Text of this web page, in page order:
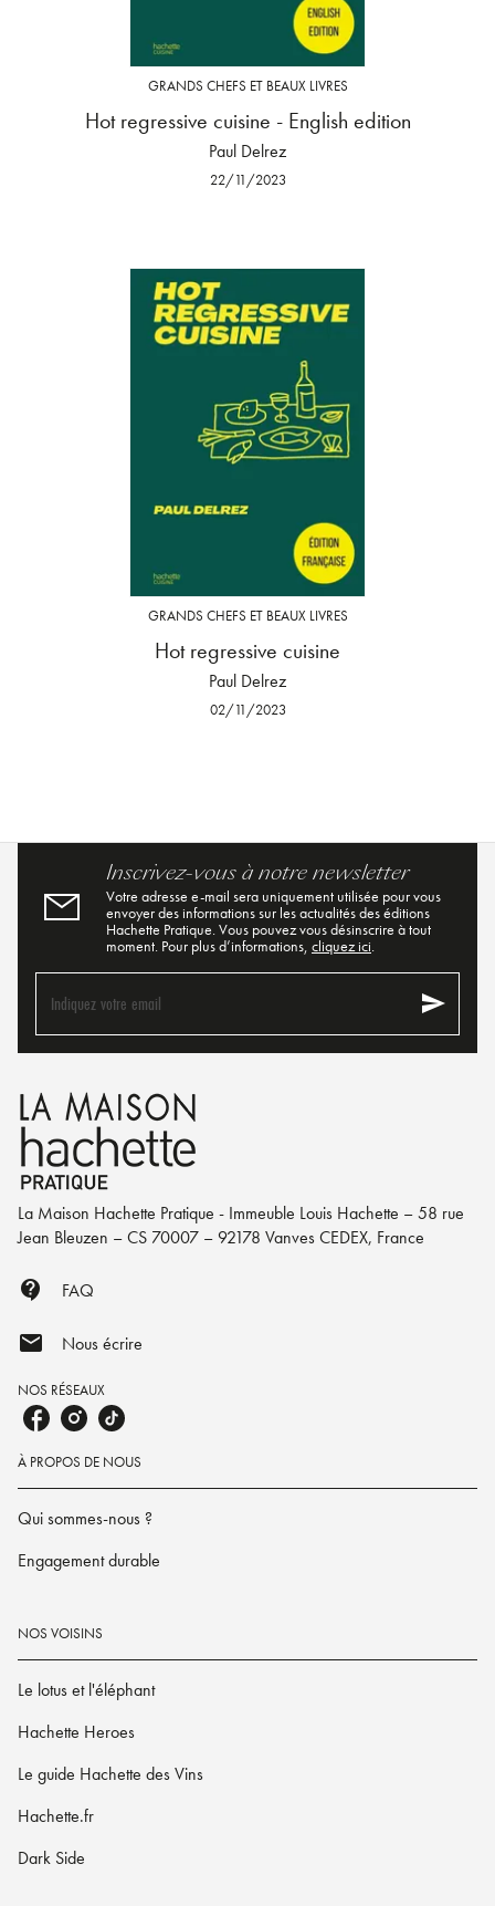
GRANDS CHEFS ET BEAUX LIVRES
Hot regressive cuisine - English edition
Paul Delrez
22/11/2023
GRANDS CHEFS ET BEAUX LIVRES
Hot regressive cuisine
Paul Delrez
02/11/2023
Inscrivez-vous à notre newsletter
Votre adresse e-mail sera uniquement utilisée pour vous
envoyer des informations sur les actualités des éditions
Hachette Pratique. Vous pouvez vous désinscrire à tout
moment. Pour plus d’informations, cliquez ici
Indiquez votre email send
La Maison Hachette Pratique - Immeuble Louis Hachette – 58 rue
Jean Bleuzen – CS 70007 – 92178 Vanves CEDEX, France
contact_support FAQ
mail Nous écrire
NOS RÉSEAUX
À PROPOS DE NOUS
Qui sommes-nous ?
Engagement durable
NOS VOISINS
Le lotus et l'éléphant
Hachette Heroes
Le guide Hachette des Vins
Hachette.fr
Dark Side